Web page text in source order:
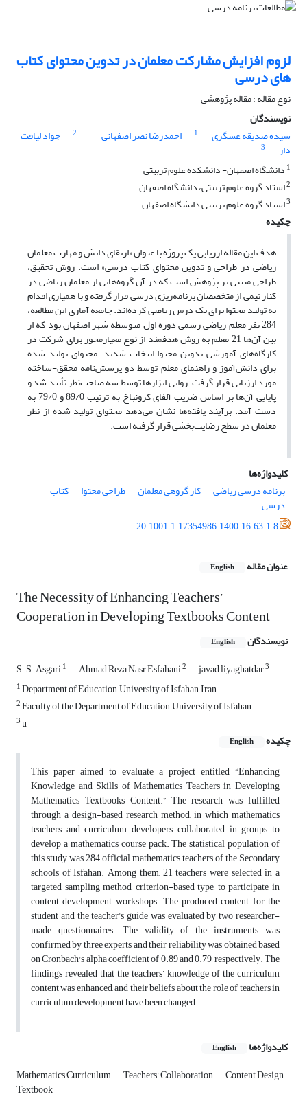
لزوم افزایش مشارکت معلمان در تدوین محتوای کتاب
های درسی
نوع مقاله : مقاله پژوهشی
نویسندگان
سیده صدیقه عسگری
1 احمدرضا نصر اصفهانی 2 جواد لیاقت
دار
3
1 دانشگاه اصفهان- دانشکده علوم تربیتی
2استاد گروه علوم تربیتی، دانشگاه اصفهان
3استاد گروه علوم تربیتی دانشگاه اصفهان
چکیده
هدف این مقاله ارزیابی یک پروژه با عنوان «ارتقای دانش و مهارت معلمان
ریاضی در طراحی و تدوین محتوای کتاب درسی» است. روش تحقیق،
طراحی مبتنی بر پژوهش است که در آن گروه‌هایی از معلمان ریاضی در
کنار تیمی از متخصصان برنامه‌ریزی درسی قرار گرفته و با همیاری اقدام
به تولید محتوا برای یک درس ریاضی کرده‌اند. جامعه آماری این مطالعه،
284 نفر معلم ریاضی رسمی دوره اول متوسطه شهر اصفهان بود که از
بین آن‌ها 21 معلم به روش هدفمند از نوع معیارمحور برای شرکت در
کارگاه‌های آموزشی تدوین محتوا انتخاب شدند. محتوای تولید شده
برای دانش‌آموز و راهنمای معلم توسط دو پرسش‌نامه محقق-ساخته
مورد ارزیابی قرار گرفت. روایی ابزارها توسط سه صاحب‌نظر تأیید شد و
پایایی آن‌ها بر اساس ضریب آلفای کرونباخ به ترتیب 89/0 و 79/0 به
دست آمد. برآیند یافته‌ها نشان می‌دهد محتوای تولید شده از نظر
معلمان در سطح رضایت‌بخشی قرار گرفته است.
کلیدواژه‌ها
برنامه درسی ریاضی
کار گروهی معلمان طراحی محتوا کتاب
درسی
20.1001.1.17354986.1400.16.63.1.8
عنوان مقاله English
The Necessity of Enhancing Teachers’
Cooperation in Developing Textbooks Content
نویسندگان English
S. S. Asgari1 Ahmad Reza Nasr Esfahani2 javad liyaghatdar3
1Department of Education, University of Isfahan, Iran
2Faculty of the Department of Education, University of Isfahan
3u
چکیده
English
This paper aimed to evaluate a project entitled “Enhancing
Knowledge and Skills of Mathematics Teachers in Developing
Mathematics Textbooks Content.” The research was fulfilled
through a design-based research method, in which mathematics
teachers and curriculum developers collaborated in groups to
develop a mathematics course pack. The statistical population of
this study was 284 official mathematics teachers of the Secondary
schools of Isfahan. Among them, 21 teachers were selected in a
targeted sampling method, criterion-based type, to participate in
content development workshops. The produced content for the
student and the teacher's guide was evaluated by two researcher-
made questionnaires. The validity of the instruments was
confirmed by three experts and their reliability was obtained based
on Cronbach's alpha coefficient of 0.89 and 0.79, respectively. The
findings revealed that the teachers’ knowledge of the curriculum
content was enhanced, and their beliefs about the role of teachers in
curriculum development have been changed
کلیدواژه‌ها English
Mathematics Curriculum Teachers' Collaboration Content Design
Textbook